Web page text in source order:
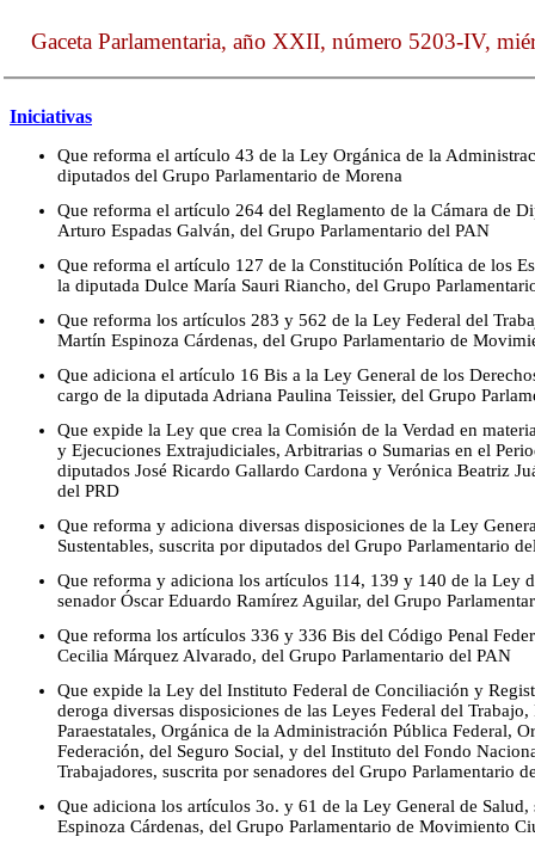
Gaceta Parlamentaria, año XXII, número 5203-IV,
Iniciativas
Que reforma el artículo 43 de la Ley Orgánica de la
diputados del Grupo Parlamentario de Morena
Que reforma el artículo 264 del Reglamento de la Cámara de
Arturo Espadas Galván, del Grupo Parlamentario del PAN
Que reforma el artículo 127 de la Constitución Política de los
la diputada Dulce María Sauri Riancho, del Grupo
Que reforma los artículos 283 y 562 de la Ley Federal del
Martín Espinoza Cárdenas, del Grupo Parlamentario de
Que adiciona el artículo 16 Bis a la Ley General de los
cargo de la diputada Adriana Paulina Teissier, del Grupo
Que expide la Ley que crea la Comisión de la Verdad en
y Ejecuciones Extrajudiciales, Arbitrarias o Sumarias en el
diputados José Ricardo Gallardo Cardona y Verónica Beatriz
del PRD
Que reforma y adiciona diversas disposiciones de la Ley
Sustentables, suscrita por diputados del Grupo Parlamentario
Que reforma y adiciona los artículos 114, 139 y 140 de la Ley
senador Óscar Eduardo Ramírez Aguilar, del Grupo
Que reforma los artículos 336 y 336 Bis del Código Penal
Cecilia Márquez Alvarado, del Grupo Parlamentario del PAN
Que expide la Ley del Instituto Federal de Conciliación y
deroga diversas disposiciones de las Leyes Federal del Trabajo,
Paraestatales, Orgánica de la Administración Pública Federal,
Federación, del Seguro Social, y del Instituto del Fondo
Trabajadores, suscrita por senadores del Grupo Parlamentario
Que adiciona los artículos 3o. y 61 de la Ley General de
Espinoza Cárdenas, del Grupo Parlamentario de Movimiento